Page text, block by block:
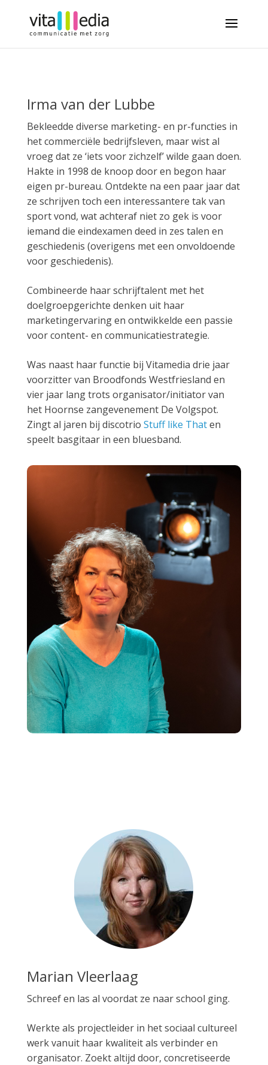
Irma van der Lubbe
Bekleedde diverse marketing- en pr-functies in
het commerciële bedrijfsleven, maar wist al
vroeg dat ze ‘iets voor zichzelf’ wilde gaan doen.
Hakte in 1998 de knoop door en begon haar
eigen pr-bureau. Ontdekte na een paar jaar dat
ze schrijven toch een interessantere tak van
sport vond, wat achteraf niet zo gek is voor
iemand die eindexamen deed in zes talen en
geschiedenis (overigens met een onvoldoende
voor geschiedenis).
Combineerde haar schrijftalent met het
doelgroepgerichte denken uit haar
marketingervaring en ontwikkelde een passie
voor content- en communicatiestrategie.
Was naast haar functie bij Vitamedia drie jaar
voorzitter van Broodfonds Westfriesland en
vier jaar lang trots organisator/initiator van
het Hoornse zangevenement De Volgspot.
Zingt al jaren bij discotrio Stuff like Thaten
speelt basgitaar in een bluesband.
Marian Vleerlaag
Schreef en las al voordat ze naar school ging.
Werkte als projectleider in het sociaal cultureel
werk vanuit haar kwaliteit als verbinder en
organisator. Zoekt altijd door, concretiseerde